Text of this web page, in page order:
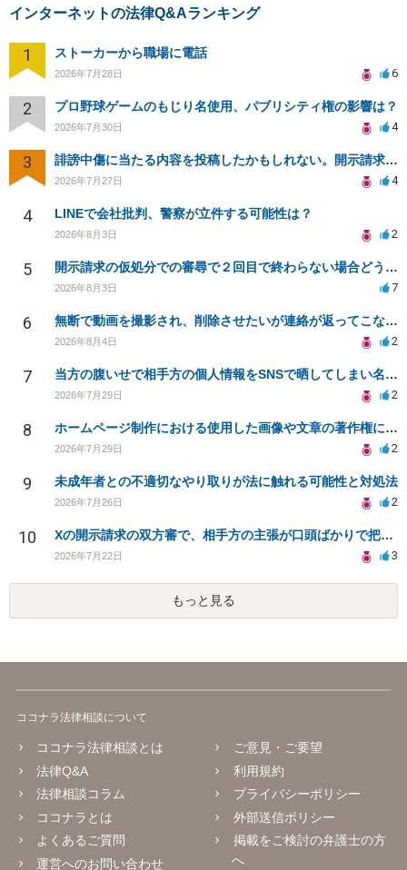
インターネットの法律Q&Aランキング
1 ストーカーから職場に電話
2026年7月28日 6
2 プロ野球ゲームのもじり名使用、パブリシティ権の影響は？
2026年7月30日 4
3 誹謗中傷に当たる内容を投稿したかもしれない。開示請求や民事刑事裁判に発展しうるのか教えて欲しい。
2026年7月27日 4
4 LINEで会社批判、警察が立件する可能性は？
2026年8月3日 2
5 開示請求の仮処分での審尋で２回目で終わらない場合どうしたらいいですか
2026年8月3日 7
6 無断で動画を撮影され、削除させたいが連絡が返ってこない。
2026年8月4日 2
7 当方の腹いせで相手方の個人情報をSNSで晒してしまい名誉毀損させてしまったかもしれない
2026年7月29日 2
8 ホームページ制作における使用した画像や文章の著作権について
2026年7月29日 2
9 未成年者との不適切なやり取りが法に触れる可能性と対処法
2026年7月26日 2
10 Xの開示請求の双方審で、相手方の主張が口頭ばかりで把握しきれません
2026年7月22日 3
もっと見る
ココナラ法律相談について
ココナラ法律相談とは
法律Q&A
法律相談コラム
ココナラとは
よくあるご質問
運営へのお問い合わせ
ご意見・ご要望
利用規約
プライバシーポリシー
外部送信ポリシー
掲載をご検討の弁護士の方
へ